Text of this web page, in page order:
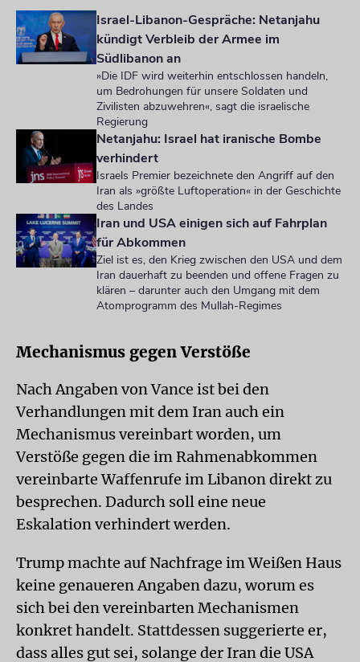
Israel-Libanon-Gespräche: Netanjahu
kündigt Verbleib der Armee im
Südlibanon an
»Die IDF wird weiterhin entschlossen handeln,
um Bedrohungen für unsere Soldaten und
Zivilisten abzuwehren«, sagt die israelische
Regierung
Netanjahu: Israel hat iranische Bombe
verhindert
Israels Premier bezeichnete den Angriff auf den
Iran als »größte Luftoperation« in der Geschichte
des Landes
Iran und USA einigen sich auf Fahrplan
für Abkommen
Ziel ist es, den Krieg zwischen den USA und dem
Iran dauerhaft zu beenden und offene Fragen zu
klären – darunter auch den Umgang mit dem
Atomprogramm des Mullah-Regimes
Mechanismus gegen Verstöße
Nach Angaben von Vance ist bei den
Verhandlungen mit dem Iran auch ein
Mechanismus vereinbart worden, um
Verstöße gegen die im Rahmenabkommen
vereinbarte Waffenrufe im Libanon direkt zu
besprechen. Dadurch soll eine neue
Eskalation verhindert werden.
Trump machte auf Nachfrage im Weißen Haus
keine genaueren Angaben dazu, worum es
sich bei den vereinbarten Mechanismen
konkret handelt. Stattdessen suggerierte er,
dass alles gut sei, solange der Iran die USA